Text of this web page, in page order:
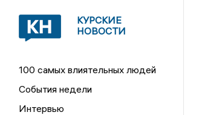
КУРСКИЕ
НОВОСТИ
100 самых влиятельных людей
События недели
Интервью